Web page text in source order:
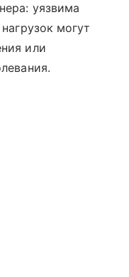
уязвима
могут
или